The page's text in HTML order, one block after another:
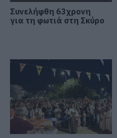
από
Συνελήφθη 63χρονη
για τη φωτιά στη Σκύρο